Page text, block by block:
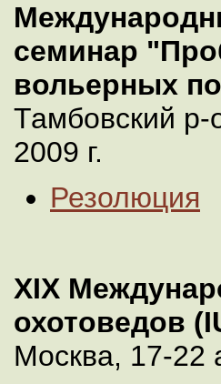
семинар
вольерных
Тамбовский р-
2009 г.
Резолюция
XIX
охотоведов
Москва, 17-22